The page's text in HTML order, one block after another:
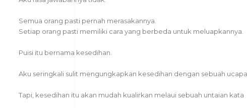
Semua orang pasti pernah merasakannya.
Setiap orang pasti memiliki cara yang berbeda untuk meluapkannya.
Puisi itu bernama kesedihan.
Aku seringkali sulit mengungkapkan kesedihan dengan sebuah
Tapi, kesedihan itu akan mudah kualirkan melaui sebuah untaian kata